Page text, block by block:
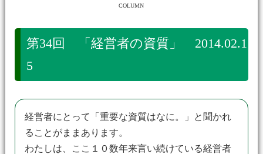
COLUMN
第34回 「経営者の資質」 2014.02.1
5
経営者にとって「重要な資質はなに。」と聞かれ
ることがままあります。
わたしは、ここ１０数年来言い続けている経営者